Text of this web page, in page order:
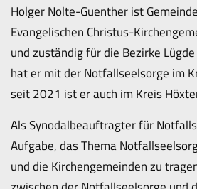
Holger Nolte-Guenther ist
Evangelischen Christus-
und zuständig für die Bezirke
hat er mit der Notfallseelsorge im
seit 2021 ist er auch im Kreis
Als Synodalbeauftragter für
Aufgabe, das Thema
und die Kirchengemeinden zu